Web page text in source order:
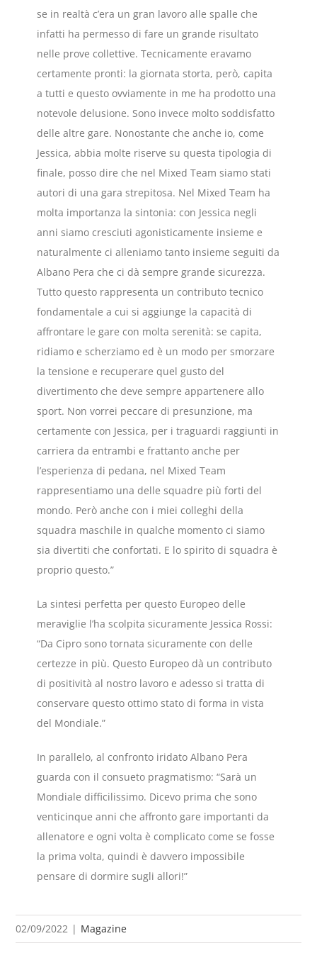
se in realtà c’era un gran lavoro alle spalle che
infatti ha permesso di fare un grande risultato
nelle prove collettive. Tecnicamente eravamo
certamente pronti: la giornata storta, però, capita
a tutti e questo ovviamente in me ha prodotto una
notevole delusione. Sono invece molto soddisfatto
delle altre gare. Nonostante che anche io, come
Jessica, abbia molte riserve su questa tipologia di
finale, posso dire che nel Mixed Team siamo stati
autori di una gara strepitosa. Nel Mixed Team ha
molta importanza la sintonia: con Jessica negli
anni siamo cresciuti agonisticamente insieme e
naturalmente ci alleniamo tanto insieme seguiti da
Albano Pera che ci dà sempre grande sicurezza.
Tutto questo rappresenta un contributo tecnico
fondamentale a cui si aggiunge la capacità di
affrontare le gare con molta serenità: se capita,
ridiamo e scherziamo ed è un modo per smorzare
la tensione e recuperare quel gusto del
divertimento che deve sempre appartenere allo
sport. Non vorrei peccare di presunzione, ma
certamente con Jessica, per i traguardi raggiunti in
carriera da entrambi e frattanto anche per
l’esperienza di pedana, nel Mixed Team
rappresentiamo una delle squadre più forti del
mondo. Però anche con i miei colleghi della
squadra maschile in qualche momento ci siamo
sia divertiti che confortati. E lo spirito di squadra è
proprio questo.”
La sintesi perfetta per questo Europeo delle
meraviglie l’ha scolpita sicuramente Jessica Rossi:
“Da Cipro sono tornata sicuramente con delle
certezze in più. Questo Europeo dà un contributo
di positività al nostro lavoro e adesso si tratta di
conservare questo ottimo stato di forma in vista
del Mondiale.”
In parallelo, al confronto iridato Albano Pera
guarda con il consueto pragmatismo: “Sarà un
Mondiale difficilissimo. Dicevo prima che sono
venticinque anni che affronto gare importanti da
allenatore e ogni volta è complicato come se fosse
la prima volta, quindi è davvero impossibile
pensare di dormire sugli allori!”
02/09/2022 | Magazine